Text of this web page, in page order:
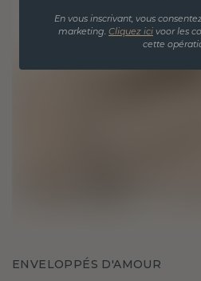
ENVELOPPÉS D'AMOUR
En vous inscrivant, vous
marketing. Cliquez ici voor les
cette